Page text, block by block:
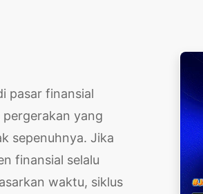
pasar finansial
yang
sepenuhnya. Jika
finansial selalu
waktu, siklus